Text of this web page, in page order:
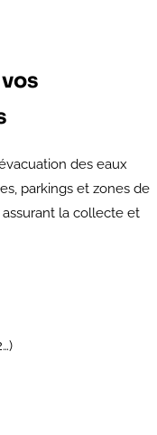
des eaux
parkings et zones de
la collecte et